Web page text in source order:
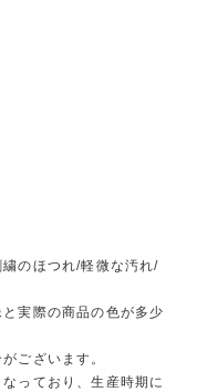
のほつれ/軽微な汚れ/
実際の商品の色が多少
ございます。
っており、生産時期に